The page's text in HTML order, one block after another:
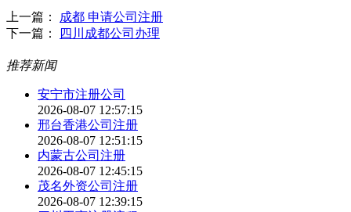
上一篇：
成都 申请公司注册
下一篇：
四川成都公司办理
推荐新闻
安宁市注册公司
2026-08-07 12:57:15
邢台香港公司注册
2026-08-07 12:51:15
内蒙古公司注册
2026-08-07 12:45:15
茂名外资公司注册
2026-08-07 12:39:15